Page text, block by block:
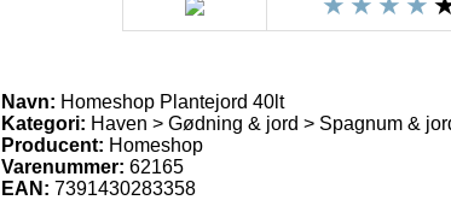
Navn: Homeshop Plantejord 40lt
Kategori: Haven > Gødning & jord > Spagnum &
Producent: Homeshop
Varenummer: 62165
EAN: 7391430283358